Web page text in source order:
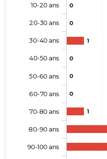
0
0
1
0
0
0
1
10-20 ans
20-30 ans
30-40 ans
40-50 ans
50-60 ans
60-70 ans
70-80 ans
80-90 ans
90-100 ans